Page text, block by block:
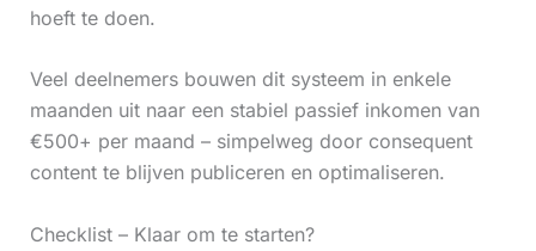
hoeft te doen.
Veel deelnemers bouwen dit systeem in enkele
maanden uit naar een stabiel passief inkomen van
€500+ per maand – simpelweg door consequent
content te blijven publiceren en optimaliseren.
Checklist – Klaar om te starten?